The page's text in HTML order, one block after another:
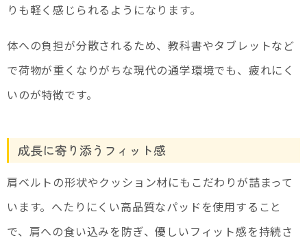
りも軽く感じられるようになります。
体への負担が分散されるため、教科書やタブレットなど
で荷物が重くなりがちな現代の通学環境でも、疲れにく
いのが特徴です。
成長に寄り添うフィット感
肩ベルトの形状やクッション材にもこだわりが詰まって
います。へたりにくい高品質なパッドを使用すること
で、肩への食い込みを防ぎ、優しいフィット感を持続さ